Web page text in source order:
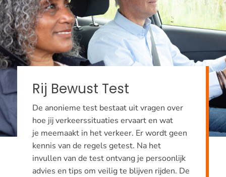
Rij Bewust Test
De anonieme test bestaat uit vragen over
hoe jij verkeerssituaties ervaart en wat
je meemaakt in het verkeer. Er wordt geen
kennis van de regels getest. Na het
invullen van de test ontvang je persoonlijk
advies en tips om veilig te blijven rijden. De